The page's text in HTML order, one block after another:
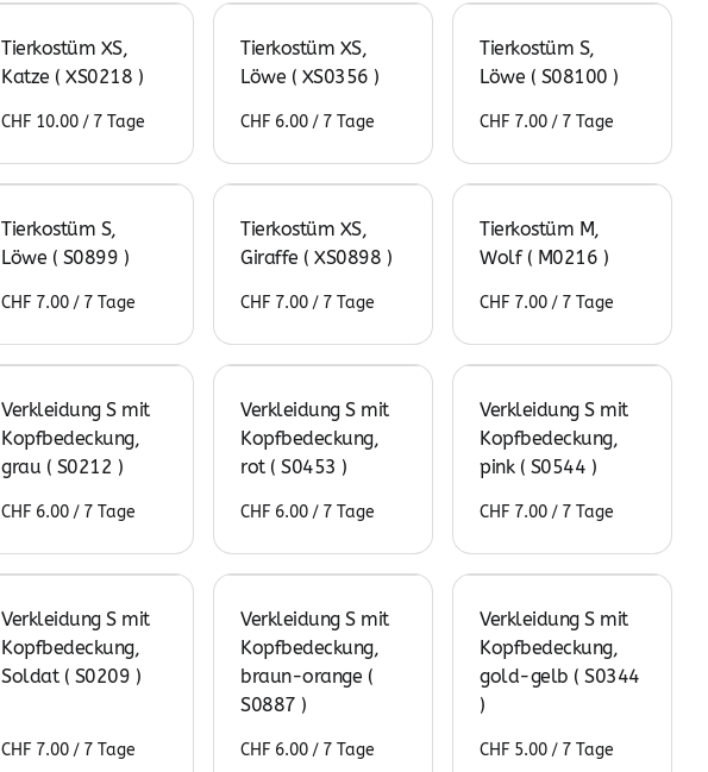
Tierkostüm XS,
Katze ( XS0218 )
/
Tierkostüm XS,
Löwe ( XS0356 )
/
Tierkostüm S,
Löwe ( S08100 )
/
Tierkostüm S,
Löwe ( S0899 )
/
Tierkostüm XS,
Giraffe ( XS0898 )
/
Tierkostüm M,
Wolf ( M0216 )
/
Verkleidung S mit
Kopfbedeckung,
grau ( S0212 )
/
Verkleidung S mit
Kopfbedeckung,
rot ( S0453 )
/
Verkleidung S mit
Kopfbedeckung,
pink ( S0544 )
/
Verkleidung S mit
Kopfbedeckung,
Soldat ( S0209 )
/
Verkleidung S mit
Kopfbedeckung,
braun-orange (
S0887 )
/
Verkleidung S mit
Kopfbedeckung,
gold-gelb ( S0344
)
/